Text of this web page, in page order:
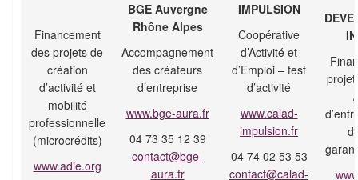
Financement
des projets de
création
d’activité et
mobilité
professionnelle
(microcrédits)
www.adie.org
BGE Auvergne
Rhône Alpes
Accompagnement
des créateurs
d’entreprise
www.bge-aura.fr
04 73 35 12 39
contact@bge-
aura.fr
IMPULSION
Coopérative
d’Activité et
d’Emploi – test
d’activité
www.calad-
impulsion.fr
04 74 02 53 53
contact@calad-